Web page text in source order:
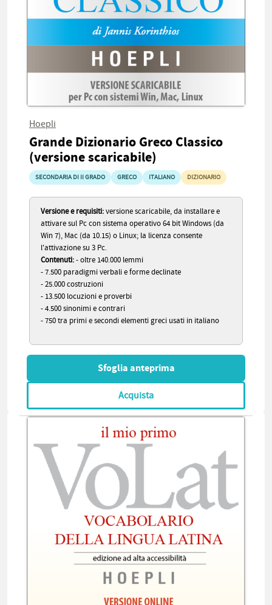
Hoepli
Grande Dizionario Greco Classico
(versione scaricabile)
SECONDARIA DI II GRADO GRECO ITALIANO DIZIONARIO
Versione e requisiti:versione scaricabile, da installare e
attivare sul Pc con sistema operativo 64 bit Windows (da
Win 7), Mac (da 10.15) o Linux; la licenza consente
l'attivazione su 3 Pc.
Contenuti:- oltre 140.000 lemmi
- 7.500 paradigmi verbali e forme declinate
- 25.000 costruzioni
- 13.500 locuzioni e proverbi
- 4.500 sinonimi e contrari
- 750 tra primi e secondi elementi greci usati in italiano
Sfoglia anteprima
Acquista